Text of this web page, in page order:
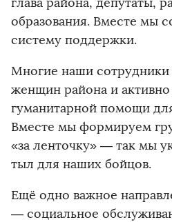
образования. Вместе мы
систему поддержки.
Многие наши сотрудники
женщин района и активно
гуманитарной помощи
Вместе мы формируем
«за ленточку» — так мы
тыл для наших бойцов.
Ещё одно важное
— социальное